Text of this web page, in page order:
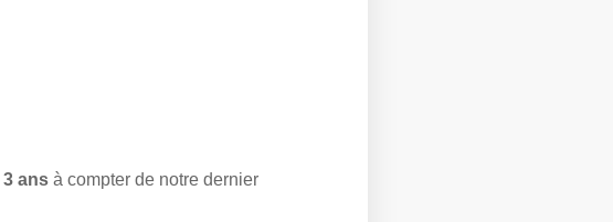
3 ans à compter de notre dernier